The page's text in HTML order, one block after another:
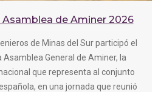
Asamblea de Aminer 2026
de Minas del Sur participó el
Asamblea General de Aminer, la
que representa al conjunto
en una jornada que reunió